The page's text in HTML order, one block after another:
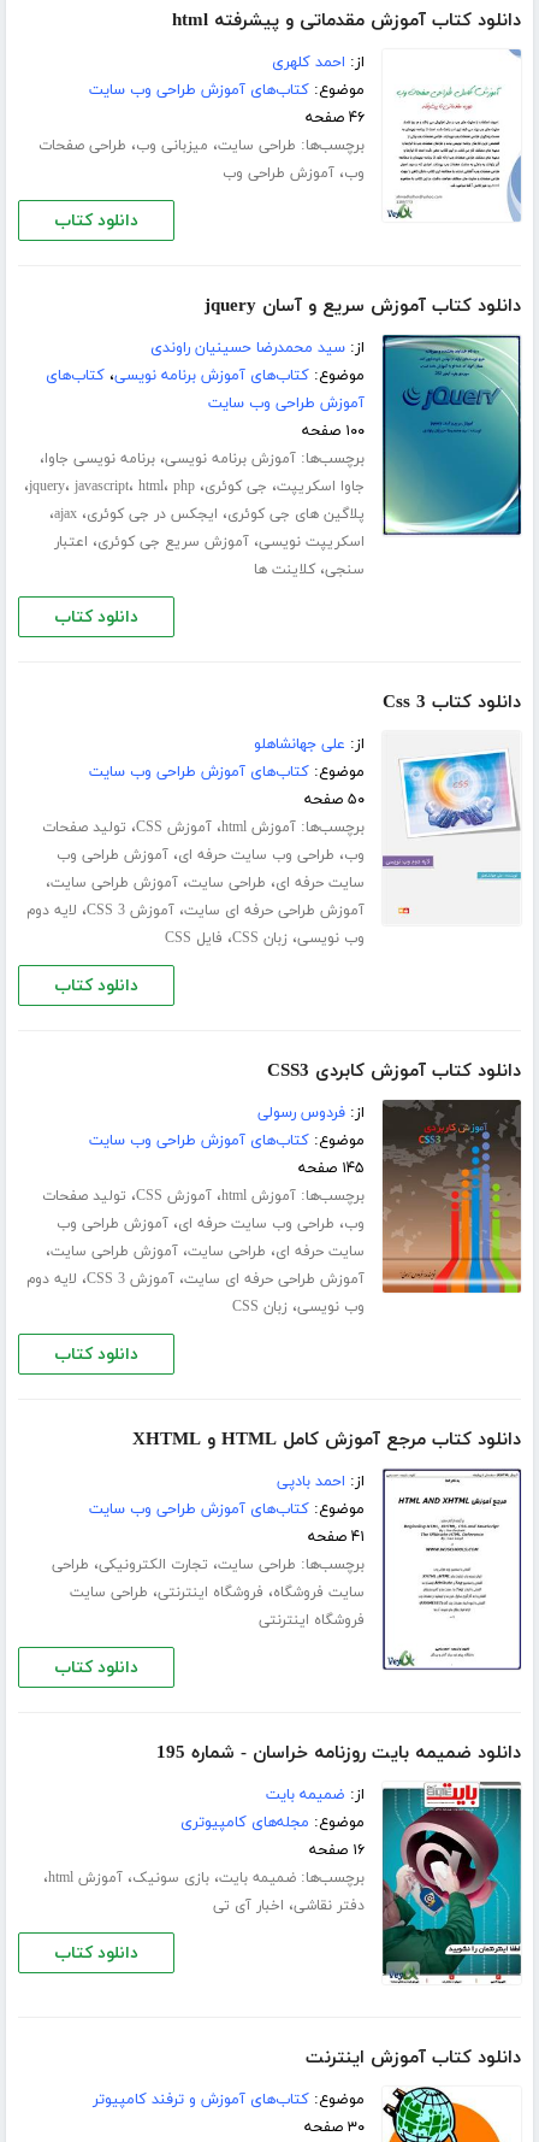
دانلود کتاب آموزش مقدماتی و پیشرفته html
از: احمد کلهری
موضوع:کتاب‌های آموزش طراحی وب سایت
۴۶ صفحه
برچسب‌ها: طراحی سایت، میزبانی وب، طراحی صفحات
وب،آموزش طراحی وب
دانلود کتاب
دانلود کتاب آموزش سریع و آسان jquery
از:سید محمدرضا حسینیان راوندی
موضوع:کتاب‌های آموزش برنامه نویسی،کتاب‌های
آموزش طراحی وب سایت
۱۰۰ صفحه
برچسب‌ها:آموزش برنامه نویسی،برنامه نویسی جاوا،
جاوا اسکریپت، جی کوئری، jquery، javascript، html، php ،
پلاگین های جی کوئری، ایجکس در جی کوئری،ajax،
اسکریپت نویسی،آموزش سریع جی کوئری، اعتبار
سنجی،کلاینت ها
دانلود کتاب
دانلود کتاب Css 3
از: علی جهانشاهلو
موضوع:کتاب‌های آموزش طراحی وب سایت
۵۰ صفحه
برچسب‌ها:آموزش html ،آموزش CSS ، تولید صفحات
وب، طراحی وب سایت حرفه ای،آموزش طراحی وب
سایت حرفه ای، طراحی سایت،آموزش طراحی سایت،
آموزش طراحی حرفه ای سایت،آموزش CSS 3 ، لایه دوم
وب نویسی، زبان CSS ، فایل CSS
دانلود کتاب
دانلود کتاب آموزش کابردی CSS3
از:فردوس رسولی
موضوع:کتاب‌های آموزش طراحی وب سایت
۱۴۵ صفحه
برچسب‌ها:آموزش html ،آموزش CSS ، تولید صفحات
وب، طراحی وب سایت حرفه ای،آموزش طراحی وب
سایت حرفه ای، طراحی سایت،آموزش طراحی سایت،
آموزش طراحی حرفه ای سایت،آموزش CSS 3 ، لایه دوم
وب نویسی، زبان CSS
دانلود کتاب
دانلود کتاب مرجع آموزش کامل HTML و XHTML
از: احمد بادپی
موضوع:کتاب‌های آموزش طراحی وب سایت
۴۱ صفحه
برچسب‌ها: طراحی سایت، تجارت الکترونیکی، طراحی
سایت فروشگاه، فروشگاه اینترنتی، طراحی سایت
فروشگاه اینترنتی
دانلود کتاب
دانلود ضمیمه بایت روزنامه خراسان - شماره 195
از: ضمیمه بایت
موضوع: مجله‌های کامپیوتری
۱۶ صفحه
برچسب‌ها:ضمیمه بایت،بازی سونیک،آموزش html ،
دفتر نقاشی، اخبار آی تی
دانلود کتاب
دانلود کتاب آموزش اینترنت
موضوع:کتاب‌های آموزش و ترفند کامپیوتر
۳۰ صفحه